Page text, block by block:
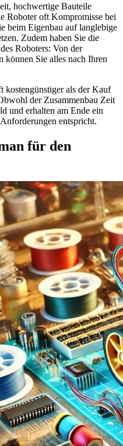
hochwertige Bauteile
Roboter oft Kompromisse bei
beim Eigenbau auf langlebige
Zudem haben Sie die
Roboters: Von der
können Sie alles nach Ihren
kostengünstiger als der Kauf
der Zusammenbau Zeit
und erhalten am Ende ein
entspricht.
für den